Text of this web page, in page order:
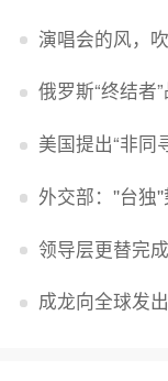
演唱会的风，
俄罗斯“终结者”战车更名“
美国提出“非同寻常要求”，双方
外交部：''台独
领导层更替完成后，西
成龙向全球发出入境